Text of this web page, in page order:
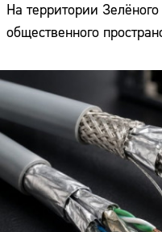
На территории
общественного